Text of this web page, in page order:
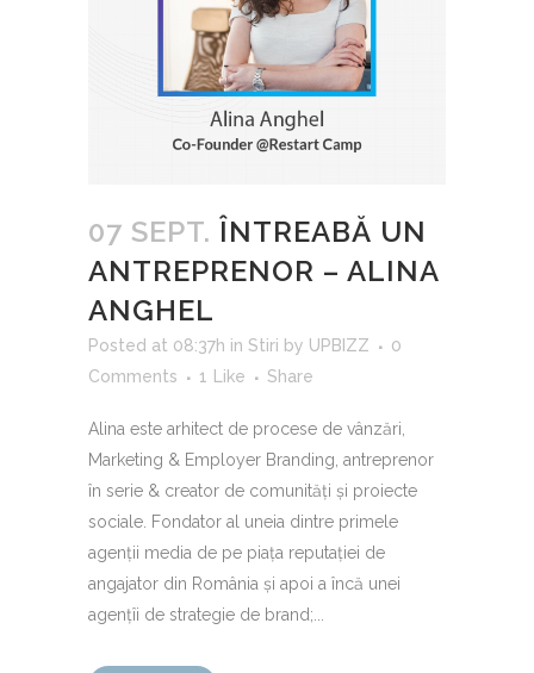
07 SEPT. ÎNTREABĂ UN
ANTREPRENOR – ALINA
ANGHEL
Posted at 08:37h in Stiri by UPBIZZ
0
Comments
1 Like Share
Alina este arhitect de procese de vânzări,
Marketing & Employer Branding, antreprenor
în serie & creator de comunități și proiecte
sociale. Fondator al uneia dintre primele
agenții media de pe piața reputației de
angajator din România și apoi a încă unei
agențîi de strategie de brand;...